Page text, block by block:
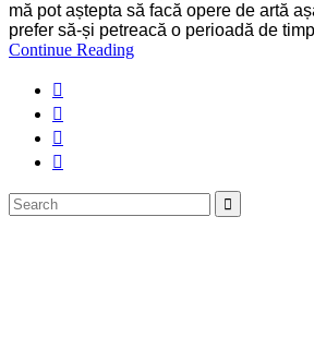
mă pot aștepta să facă opere de artă
prefer să-și petreacă o perioadă de
Continue Reading
Search
for: